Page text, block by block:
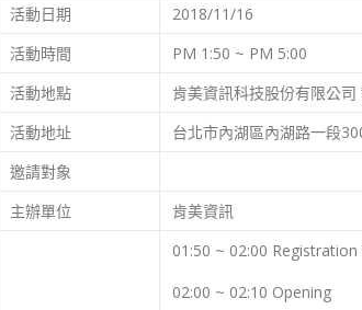
活動日期
2018/11/16
活動時間
PM 1:50 ~ PM 5:00
活動地點
肯美資訊科技股份有限公
活動地址
台北市內湖區內湖路一段
邀請對象
主辦單位
肯美資訊
01:50 ~ 02:00
02:00 ~ 02:10 Opening